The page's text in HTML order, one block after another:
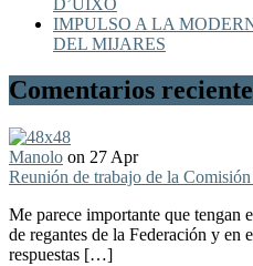
IMPULSO A LA
DEL MIJARES
Comentarios
Manolo on 27 Apr
Reunión de trabajo de la Comisión
Me parece importante que tengan
de regantes de la Federación y en
respuestas […]